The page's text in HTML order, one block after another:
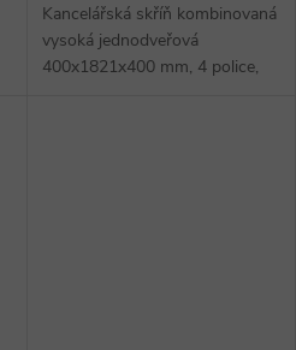
Kancelářská skříň kombinovaná
vysoká jednodveřová
400x1821x400 mm, 4 police,